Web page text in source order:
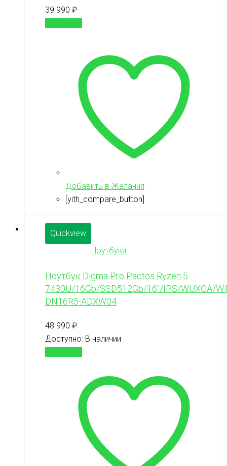
39 990 ₽
Добавить в Желания
[yith_compare_button]
Quickview
Ноутбуки
Ноутбук Digma Pro Pactos Ryzen 5
7430U/16Gb/SSD512Gb/16″/IPS/WUXGA/
DN16R5-ADXW04
48 990 ₽
Доступно: В наличии